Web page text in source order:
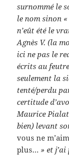
surnommé le
le nom sinon
n’eût été le
Agnès V. (la
ici ne pas le
écrits au
seulement la
tenté/perdu
certitude
Maurice
bien) levant
vous ne
plus… » et